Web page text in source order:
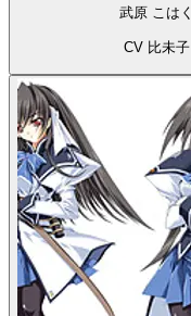
武原 こはく
CV 比未子